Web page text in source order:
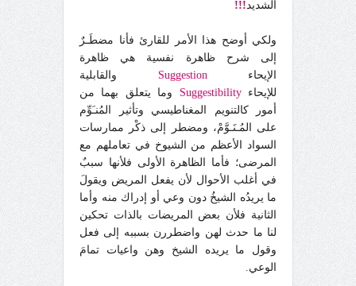
الشديد!!!
ولكي أوضح هذا الأمر للقارئ فأنا مضطَـرٌ
إلى شرح ظاهرة نفسية هي ظاهرة
الإيحاءSuggestion والقابلية
للإيحاءSuggestibility
وما يتعلق بهما من
أمور كالتنويم المغناطيسي وتأثير المُنـَوِّم
على المُـنَـوَّمْ، ومضطر إلى ذكْر ممارسات
السواد الأعظم من الشيوخ في تعاملهم مع
المرضى؛ فأما الظاهرة الأولى فلأنها سببٌ
في أغلب الأحوال لأن يفعل المريض ويقولَ
ما يريدُه الشيخُ دون وعي أو إدراك منه وأما
الثانية فلأن بعض المريضات بالذات تحكين
لنا ما حدث لهن واضطررن بسببه إلى فعل
وقول ما يريده الشيخ وهن واعيات تمامَ
الوعي.